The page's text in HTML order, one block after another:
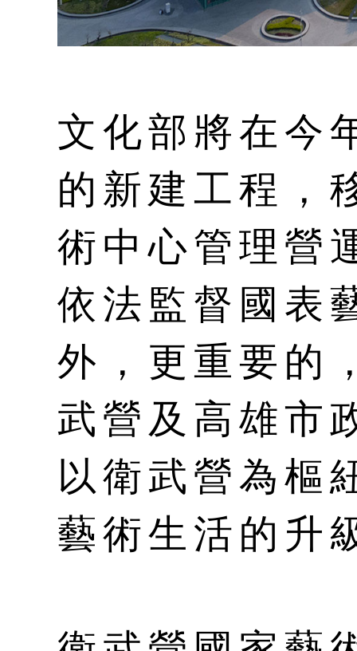
文化部將在今
的新建工程，
術中心管理營
依法監督國表
外，更重要的
武營及高雄市
以衛武營為樞
藝術生活的升